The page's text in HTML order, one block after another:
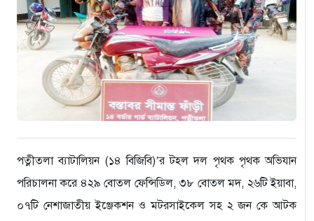
পত্নীতলা ব্যাটালিয়ন (১৪ বিজিবি)’র টহল দল পৃথক পৃথক অভিযান
পরিচালনা করে ৪২৯ বোতল ফেন্সিডিল, ৩৮ বোতল মদ, ২৬টি ইয়াবা,
০৭টি নেশাজাতীয় ইঞ্জেকশন ও মটরসাইকেল সহ ২ জন কে আটক